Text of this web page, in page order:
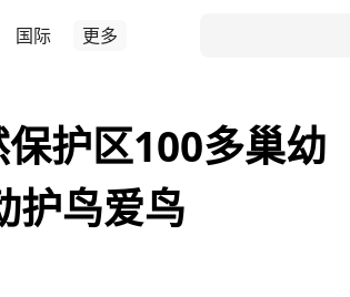
国际 更多
护区100多巢幼
护鸟爱鸟